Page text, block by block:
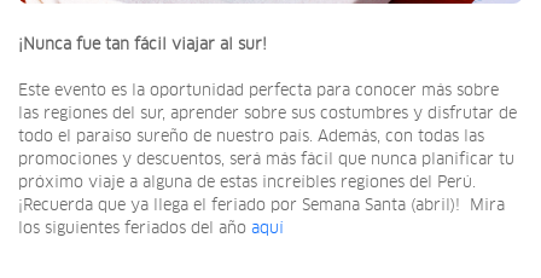
¡Nunca fue tan fácil viajar al sur!
Este evento es la oportunidad perfecta para conocer más sobre
las regiones del sur, aprender sobre sus costumbres y disfrutar de
todo el paraíso sureño de nuestro país. Además, con todas las
promociones y descuentos, será más fácil que nunca planificar tu
próximo viaje a alguna de estas increíbles regiones del Perú.
¡Recuerda que ya llega el feriado por Semana Santa (abril)! Mira
los siguientes feriados del año aquí